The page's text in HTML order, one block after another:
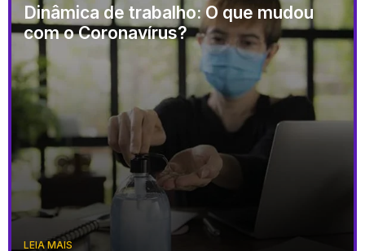
Dinâmica de trabalho: O que mudou
com o Coronavírus?
LEIA MAIS